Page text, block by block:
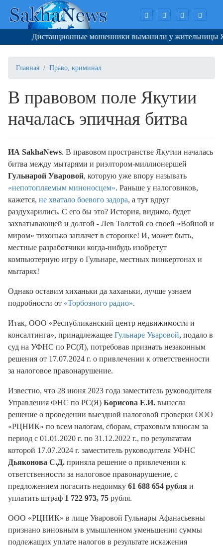
Дистанционные мошенники выманили у жительницы
Главная Право, криминал
В правовом поле Якутии
началась эпичная битва
ИА SakhaNews. В правовом пространстве Якутии началась
битва между мытарями и риэлтором-миллионершей
Гульнарой Уваровой, которую уже впору называть
«непотопляемым миноносцем». Раньше у налоговиков,
кажется, не хватало боевого задора, а тут вдруг
раздухарились. С его бы это? История, видимо, будет
захватывающей и долгой - Лев Толстой со своей «Войной и
миром» тихонько заплачет в сторонке! И, может быть,
местные разработчики когда-нибудь изобретут
компьютерную игру о Гульнаре, местных пинкертонах и
мытарях!
Однако оставим хиханьки да хаханьки, лучше узнаем
подробности от «Торбозного радио».
Итак, ООО «Республиканский центр недвижимости и
консалтинга», принадлежащее Гульнаре Уваровой, подало в
суд на УФНС по РС(Я), потребовав признать незаконным
решения от 17.07.2024 г. о привлечении к ответственности
за налоговое правонарушение.
Известно, что 28 июня 2023 года заместитель руководителя
Управления ФНС по РС(Я) Борисова Е.И. вынесла
решение о проведении выездной налоговой проверки ООО
«РЦНИК» по всем налогам, сборам, страховым взносам за
период с 01.01.2020 г. по 31.12.2022 г., по результатам
которой 17.07.2024 г. заместитель руководителя УФНС
Дьяконова С.Д. приняла решение о привлечении к
ответственности за налоговое правонарушение, с
предложением погасить недоимку 61 688 654 рубля и
уплатить штраф 1 722 973, 75 рубля.
ООО «РЦНИК» в лице Уваровой Гульнары Афанасьевны
признано виновным в умышленном уменьшении суммы
подлежащих уплате налогов в результате искажения